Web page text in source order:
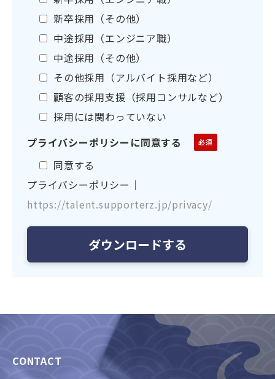
新卒採用（その他）
中途採用（エンジニア職）
中途採用（その他）
その他採用（アルバイト採用など）
顧客の採用支援（採用コンサルなど）
採用には関わっていない
プライバシーポリシーに同意する
同意する
プライバシーポリシー｜
https://talent.supporterz.jp/privacy/
CONTACT